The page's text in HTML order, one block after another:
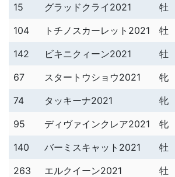
15
グラッドクライ2021 牡
104
トチノスカーレット2021 牡
142
ビキニクィーン2021 牡
67
スタートウショウ2021 牝
74
タッキーナ2021 牝
95
ディヴァインクレア2021
牝
140
バーミスキャット2021 牡
263
エルクイーン2021 牡